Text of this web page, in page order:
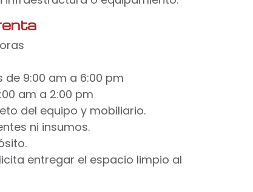
de 9:00 am a 6:00 pm
am a 2:00 pm
del equipo y mobiliario.
ni insumos.
entregar el espacio limpio al